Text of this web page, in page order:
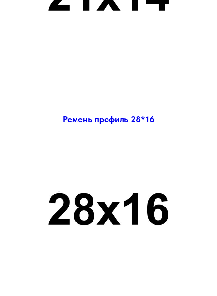
Ремень профиль 28*16